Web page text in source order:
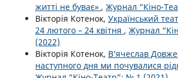
житті не буває» , Журнал “Кіно-
Вікторія Котенок, Український
24 лютого – 24 квітня , Журнал
(2022)
Вікторія Котенок, В’ячеслав
наступного дня ми почувалися